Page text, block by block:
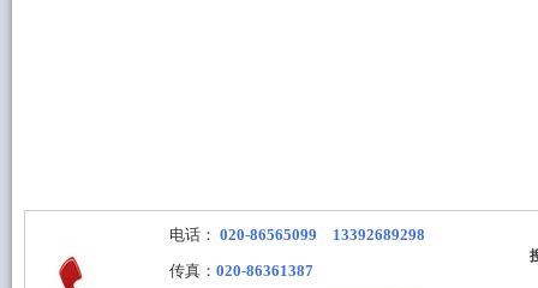
电话： 020-86565099 13392689298
传真： 020-86361387